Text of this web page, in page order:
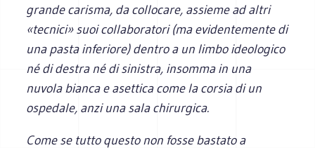
grande carisma, da collocare, assieme ad altri
«tecnici» suoi collaboratori (ma evidentemente di
una pasta inferiore) dentro a un limbo ideologico
né di destra né di sinistra, insomma in una
nuvola bianca e asettica come la corsia di un
ospedale, anzi una sala chirurgica.
Come se tutto questo non fosse bastato a